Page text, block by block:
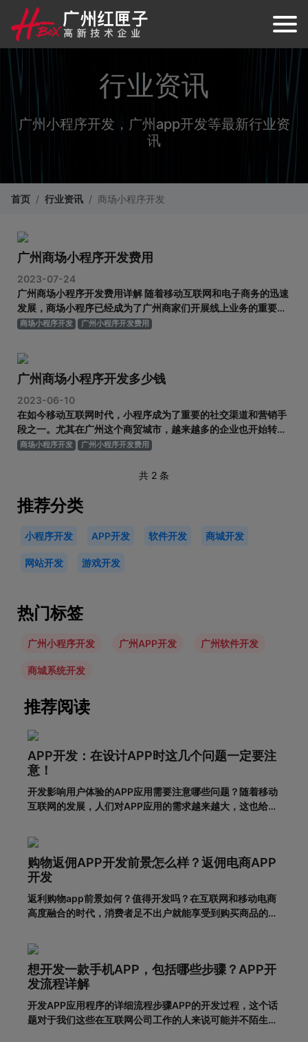
行业资讯
广州小程序开发，广州app开发等最新行业资
讯
首页 行业资讯 商场小程序开发
广州商场小程序开发费用
2023-07-24
广州商场小程序开发费用详解 随着移动互联网和电子商务的迅速
发展，商场小程序已经成为了广州商家们开展线上业务的重要工
具。广州商场小程序具备了实时推送、便捷购物、在线支付等功
小程序的开发费用却一直备受关注。那么，广州商场小程序的开
发费用究竟是多少呢
商场小程序开发 广州小程序开发费用
广州商场小程序开发多少钱
2023-06-10
在如今移动互联网时代，小程序成为了重要的社交渠道和营销手
段之一。尤其在广州这个商贸城市，越来越多的企业也开始转向
小程序开发以期提高自己的品牌知名度和销售业绩。那么，广州
需要明确的是，小程序开发的价格是根据所需的功能和复杂程度
商场小程序开发 广州小程序开发费用
共 2 条
推荐分类
小程序开发 APP开发 软件开发 商城开发
网站开发 游戏开发
热门标签
广州小程序开发 广州APP开发 广州软件开发
商城系统开发
推荐阅读
APP开发：在设计APP时这几个问题一定要注
意！
开发影响用户体验的APP应用需要注意哪些问题？随着移动
互联网的发展，人们对APP应用的需求越来越大，这也给企
望从中获得更多的发展机会。当然，并不仅仅是开发APP应
用就能达到目的。前提一定是保证APP应用的优秀用户体
验。这样，在
购物返佣APP开发前景怎么样？返佣电商APP
开发
返利购物app前景如何？值得开发吗？在互联网和移动电商
高度融合的时代，消费者足不出户就能享受到购买商品的便
用户，许多企业和商家开始致力于返利购物app的建设。返
利购物app有什么优势？一、在网络上购买商品有哪些利
弊?对于消费者的
想开发一款手机APP，包括哪些步骤？APP开
发流程详解
开发APP应用程序的详细流程步骤APP的开发过程，这个话
题对于我们这些在互联网公司工作的人来说可能并不陌生，